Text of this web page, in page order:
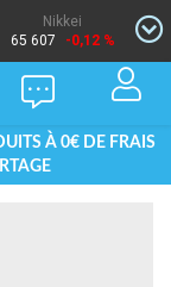
Nikkei
65 607
-0,12 %
À 0€ DE FRAIS